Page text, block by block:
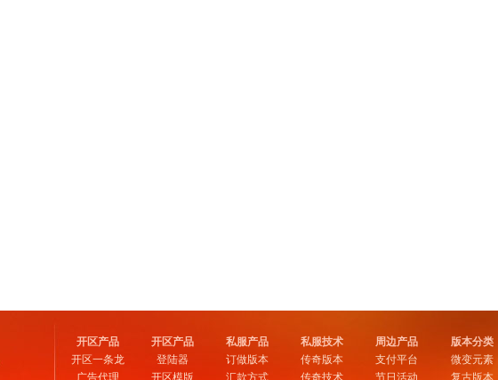
开区产品
开区一条龙
广告代理
开区产品
登陆器
开区模版
私服产品
订做版本
汇款方式
私服技术
传奇版本
传奇技术
周边产品
支付平台
节日活动
版本分类
微变元素
复古版本